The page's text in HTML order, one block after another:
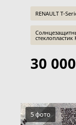
RENAULT T-
30
5 фото